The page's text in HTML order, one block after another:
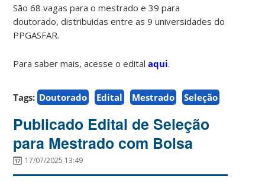
São 68 vagas para o mestrado e 39 para
doutorado, distribuidas entre as 9 universidades do
PPGASFAR.
Para saber mais, acesse o editalaqui.
Tags: Doutorado Edital Mestrado Seleção
Publicado Edital de Seleção
para Mestrado com Bolsa
17/07/2025 13:49